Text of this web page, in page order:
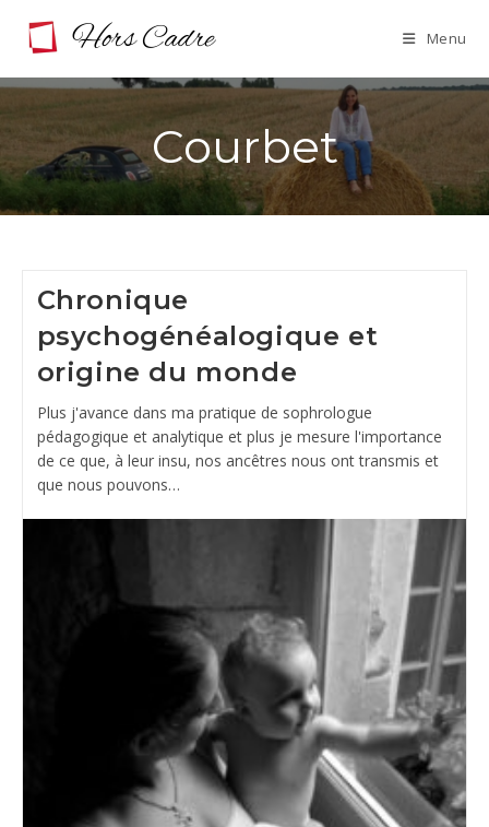
Menu
Courbet
Chronique
psychogénéalogique et
origine du monde
Plus j'avance dans ma pratique de sophrologue
pédagogique et analytique et plus je mesure l'importance
de ce que, à leur insu, nos ancêtres nous ont transmis et
que nous pouvons…